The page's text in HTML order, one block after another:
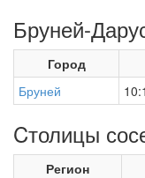
Бруней-
Город
Бруней
Cтолицы
Регион